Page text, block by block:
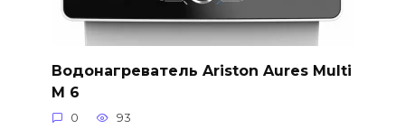
Водонагреватель Ariston Aures Multi
M 6
0 93